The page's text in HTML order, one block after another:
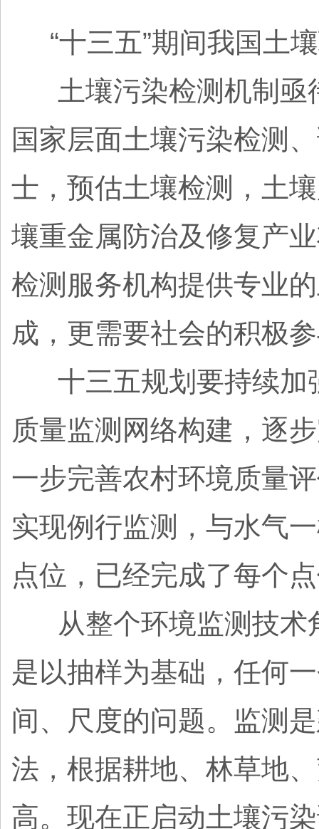
“十三五”期间我国土
土壤污染检测机制亟
国家层面土壤污染检测
士，预估土壤检测，土
壤重金属防治及修复产
检测服务机构提供专业
成，更需要社会的积极
十三五规划要持续加
质量监测网络构建，逐
一步完善农村环境质量
实现例行监测，与水气
点位，已经完成了每个
从整个环境监测技术
是以抽样为基础，任何
间、尺度的问题。监测
法，根据耕地、林草地
高。现在正启动土壤污